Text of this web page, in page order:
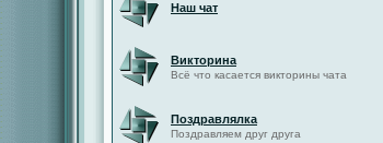
Наш чат
Викторина
Всё что касается викторины чата
Поздравлялка
Поздравляем друг друга